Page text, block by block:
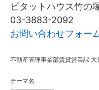
ピタットハウス竹の
03-3883-2092
お問い合わせフォー
不動産管理事業部賃貸営業課 大
テーマ名